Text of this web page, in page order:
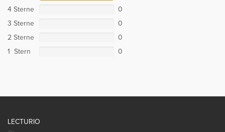
4 Sterne
0
3 Sterne
0
2 Sterne
0
1 Stern
0
LECTURIO